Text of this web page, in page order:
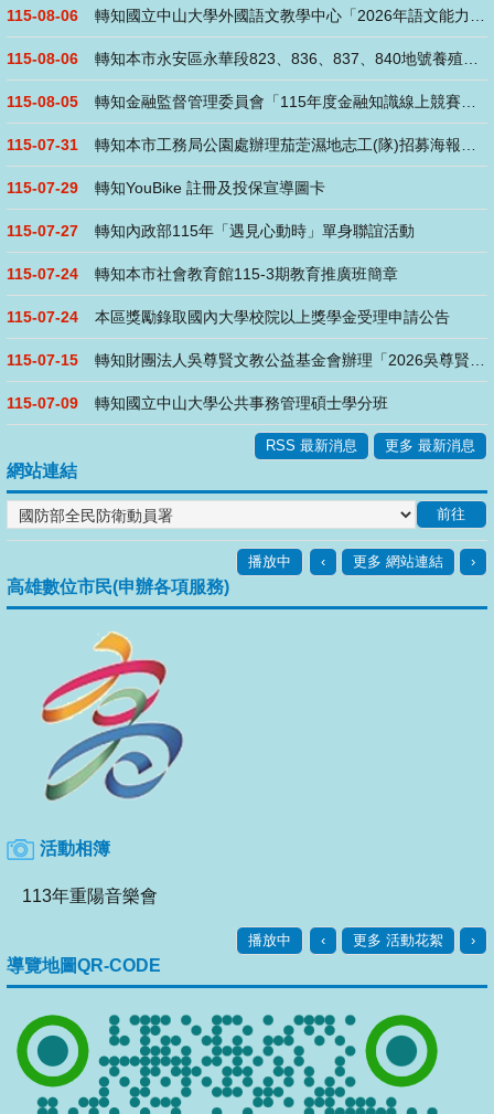
115-08-06
115-08-06
115-08-05
115-07-31
115-07-29 轉知YouBike 註冊及投保宣導圖卡
115-07-27 轉知內政部115年「遇見心動時」單身聯誼活動
115-07-24 轉知本市社會教育館115-3期教育推廣班簡章
115-07-24 本區獎勵錄取國內大學校院以上獎學金受理申請公告
115-07-15
115-07-09 轉知國立中山大學公共事務管理碩士學分班
RSS 最新消息 更多 最新消息
網站連結
播放中 ‹ 更多 網站連結 ›
高雄數位市民(申辦各項服務)
活動相簿
113年重陽音樂會
播放中 ‹ 更多 活動花絮 ›
導覽地圖QR-CODE